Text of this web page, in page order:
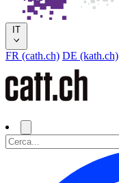
IT
FR (cath.ch) DE (kath.ch)